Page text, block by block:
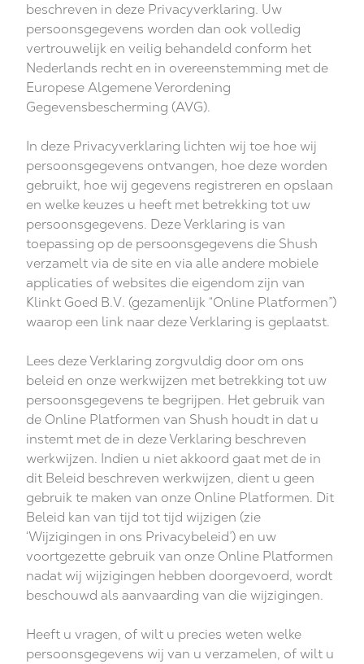
beschreven in deze Privacyverklaring. Uw
persoonsgegevens worden dan ook volledig
vertrouwelijk en veilig behandeld conform het
Nederlands recht en in overeenstemming met de
Europese Algemene Verordening
Gegevensbescherming (AVG).
In deze Privacyverklaring lichten wij toe hoe wij
persoonsgegevens ontvangen, hoe deze worden
gebruikt, hoe wij gegevens registreren en opslaan
en welke keuzes u heeft met betrekking tot uw
persoonsgegevens. Deze Verklaring is van
toepassing op de persoonsgegevens die Shush
verzamelt via de site en via alle andere mobiele
applicaties of websites die eigendom zijn van
Klinkt Goed B.V. (gezamenlijk “Online Platformen”)
waarop een link naar deze Verklaring is geplaatst.
Lees deze Verklaring zorgvuldig door om ons
beleid en onze werkwijzen met betrekking tot uw
persoonsgegevens te begrijpen. Het gebruik van
de Online Platformen van Shush houdt in dat u
instemt met de in deze Verklaring beschreven
werkwijzen. Indien u niet akkoord gaat met de in
dit Beleid beschreven werkwijzen, dient u geen
gebruik te maken van onze Online Platformen. Dit
Beleid kan van tijd tot tijd wijzigen (zie
‘Wijzigingen in ons Privacybeleid’) en uw
voortgezette gebruik van onze Online Platformen
nadat wij wijzigingen hebben doorgevoerd, wordt
beschouwd als aanvaarding van die wijzigingen.
Heeft u vragen, of wilt u precies weten welke
persoonsgegevens wij van u verzamelen, of wilt u